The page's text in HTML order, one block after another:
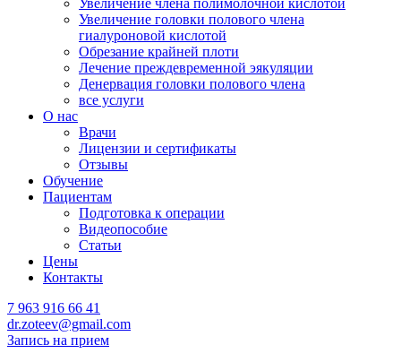
Увеличение члена полимолочной кислотой
Увеличение головки полового члена
гиалуроновой кислотой
Обрезание крайней плоти
Лечение преждевременной эякуляции
Денервация головки полового члена
все услуги
О нас
Врачи
Лицензии и сертификаты
Отзывы
Обучение
Пациентам
Подготовка к операции
Видеопособие
Статьи
Цены
Контакты
7 963 916 66 41
dr.zoteev@gmail.com
Запись на прием